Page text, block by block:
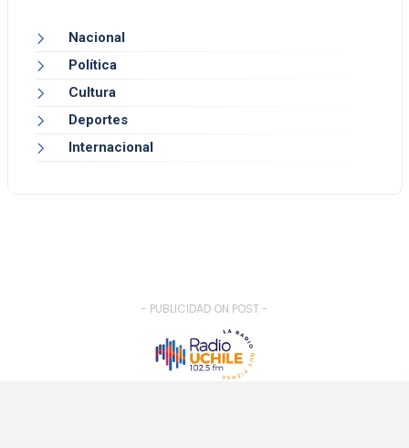
Nacional
Política
Cultura
Deportes
Internacional
- PUBLICIDAD ON POST -